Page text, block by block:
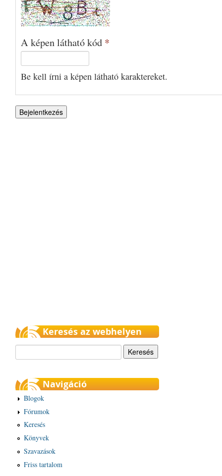
A képen látható kód *
Be kell írni a képen látható karaktereket.
Keresés az webhelyen
Navigáció
Blogok
Fórumok
Keresés
Könyvek
Szavazások
Friss tartalom